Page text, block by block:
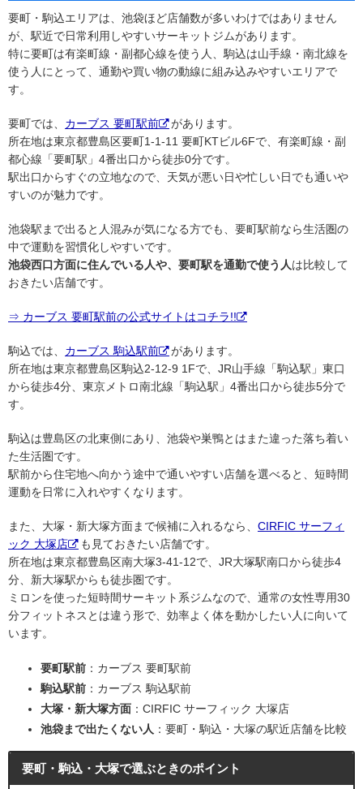
要町・駒込エリアは、池袋ほど店舗数が多いわけではありません
が、駅近で日常利用しやすいサーキットジムがあります。
特に要町は有楽町線・副都心線を使う人、駒込は山手線・南北線を
使う人にとって、通勤や買い物の動線に組み込みやすいエリアで
す。
要町では、 カーブス 要町駅前
があります。
所在地は東京都豊島区要町1-1-11 要町KTビル6Fで、有楽町線・副
都心線「要町駅」4番出口から徒歩0分です。
駅出口からすぐの立地なので、天気が悪い日や忙しい日でも通いや
すいのが魅力です。
池袋駅まで出ると人混みが気になる方でも、要町駅前なら生活圏の
中で運動を習慣化しやすいです。
池袋西口方面に住んでいる人や、要町駅を通勤で使う人は比較して
おきたい店舗です。
⇒ カーブス 要町駅前の公式サイトはコチラ!!
駒込では、 カーブス 駒込駅前
があります。
所在地は東京都豊島区駒込2-12-9 1Fで、JR山手線「駒込駅」東口
から徒歩4分、東京メトロ南北線「駒込駅」4番出口から徒歩5分で
す。
駒込は豊島区の北東側にあり、池袋や巣鴨とはまた違った落ち着い
た生活圏です。
駅前から住宅地へ向かう途中で通いやすい店舗を選べると、短時間
運動を日常に入れやすくなります。
また、大塚・新大塚方面まで候補に入れるなら、 CIRFIC サーフィ
ック 大塚店
も見ておきたい店舗です。
所在地は東京都豊島区南大塚3-41-12で、JR大塚駅南口から徒歩4
分、新大塚駅からも徒歩圏です。
ミロンを使った短時間サーキット系ジムなので、通常の女性専用30
分フィットネスとは違う形で、効率よく体を動かしたい人に向いて
います。
要町駅前 ：カーブス 要町駅前
駒込駅前 ：カーブス 駒込駅前
大塚・新大塚方面 ：CIRFIC サーフィック 大塚店
池袋まで出たくない人 ：要町・駒込・大塚の駅近店舗を比較
要町・駒込・大塚で選ぶときのポイント